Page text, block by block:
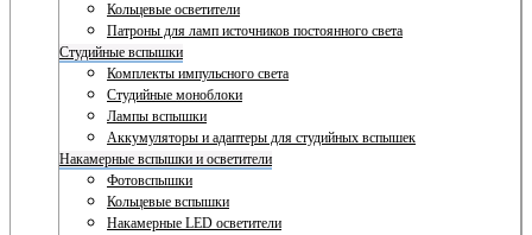
Кольцевые осветители
Патроны для ламп источников постоянного света
Студийные вспышки
Комплекты импульсного света
Студийные моноблоки
Лампы вспышки
Аккумуляторы и адаптеры для студийных вспышек
Накамерные вспышки и осветители
Фотовспышки
Кольцевые вспышки
Накамерные LED осветители